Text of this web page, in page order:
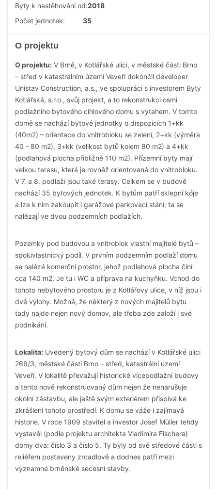
Byty k nastěhování od:2018
Počet jednotek:
35
O projektu
O projektu: V Brně, v Kotlářské ulici, v městské části Brno
– střed v katastrálním území Veveří dokončil developer
Unistav Construction, a.s., ve spolupráci s investorem Byty
Kotlářská, s.r.o., svůj projekt, a to rekonstrukci osmi
podlažního bytového cihlového domu s výtahem. V tomto
domě se nachází bytové jednotky o dispozicích 1+kk
(40m2) – orientace do vnitrobloku se zelení, 2+kk (výměra
40 - 80 m2), 3+kk (velikost bytů kolem 80 m2) a 4+kk
(podlahová plocha přibližně 110 m2). Přízemní byty mají
velkou terasu, která je rovněž orientovaná do vnitrobloku.
V 7. a 8. podlaží jsou také terasy. Celkem se v budově
nachází 35 bytových jednotek. K bytům patří sklepní kóje
a lze k nim zakoupit i garážové parkovací stání; ta se
nalézají ve dvou podzemních podlažích.
Pozemky pod budovou a vnitroblok vlastní majitelé bytů –
spoluvlastnický podíl. V prvním podzemním podlaží domu
se nalézá komerční prostor, jehož podlahová plocha činí
cca 140 m2. Je tu i WC a příprava na kuchyňku. Vchod do
tohoto nebytového prostoru je z Kotlářovy ulice, v níž jsou i
dvě výlohy. Možná, že některý z nových majitelů bytu
tady najde nejen nový domov, ale třeba zde založí i své
podnikání.
Lokalita: Uvedený bytový dům se nachází v Kotlářské ulici
266/3, městské části Brno – střed, katastrální území
Veveří. V lokalitě převažují historické vícepodlažní budovy
a tento nově rekonstruovaný dům nejen že nenarušuje
okolní zástavbu, ale ještě svým exteriérem přispívá ke
zkrášlení tohoto prostředí. K domu se váže i zajímavá
historie. V roce 1909 stavitel a investor Josef Müller tehdy
vystavěl (podle projektu architekta Vladimíra Fischera)
domy dva: číslo 3 a číslo 5. Ty byly od své středové části s
reliéfem postaveny zrcadlově a dodnes patří mezi
významné brněnské secesní stavby.